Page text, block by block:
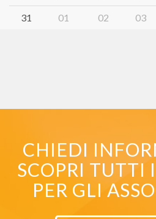
31 01 02 03
CHIEDI
SCOPRI TUTTI
PER GLI